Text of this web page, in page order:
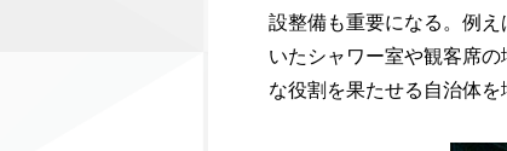
設整備も重要になる。例
いたシャワー室や観客席
な役割を果たせる自治体を